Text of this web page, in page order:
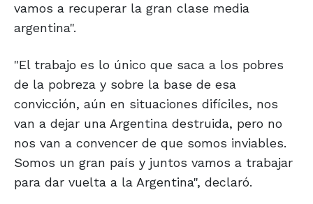
vamos a recuperar la gran clase media
argentina".
"El trabajo es lo único que saca a los pobres
de la pobreza y sobre la base de esa
convicción, aún en situaciones difíciles, nos
van a dejar una Argentina destruida, pero no
nos van a convencer de que somos inviables.
Somos un gran país y juntos vamos a trabajar
para dar vuelta a la Argentina", declaró.